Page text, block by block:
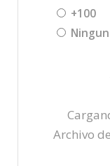
+100
Archivo